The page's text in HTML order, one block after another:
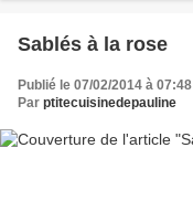
Sablés à la rose
Publié le 07/02/2014 à 07:48
Par ptitecuisinedepauline